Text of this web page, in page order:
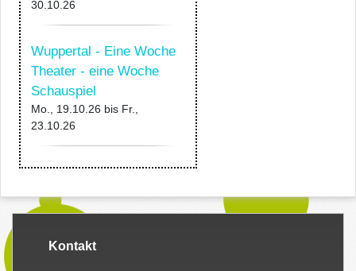
30.10.26
Wuppertal - Eine Woche
Theater - eine Woche
Schauspiel
Mo., 19.10.26 bis Fr.,
23.10.26
Kontakt